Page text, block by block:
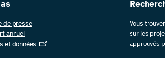
de presse
annuel
et données
Vous
sur les
approuvés